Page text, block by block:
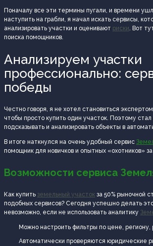
Поначалу все эти термины пугали, и времени
наступить на грабли, я начал искать сервисы,
анализировать участки и оценивают риски. Вот
поиска помощников.
Анализируем участки
профессионально:
победы
Честно говоря, я не хотел становиться
чтобы просто купить один участок. Поэтому
подсказывать и анализировать объекты в
В итоге наткнулся на очень удобный сервис
помощник для новичков и опытных «охотников»
Возможности сервиса
Как купить земельный участок за 50% рыночной
подобных сервисов? Сегодня успешно делать
невозможно, если не использовать аналитику
Можно настроить фильтры по цене, региону,
Автоматически проверяются юридические